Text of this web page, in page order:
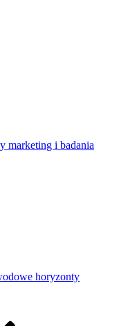
marketing i badania
horyzonty